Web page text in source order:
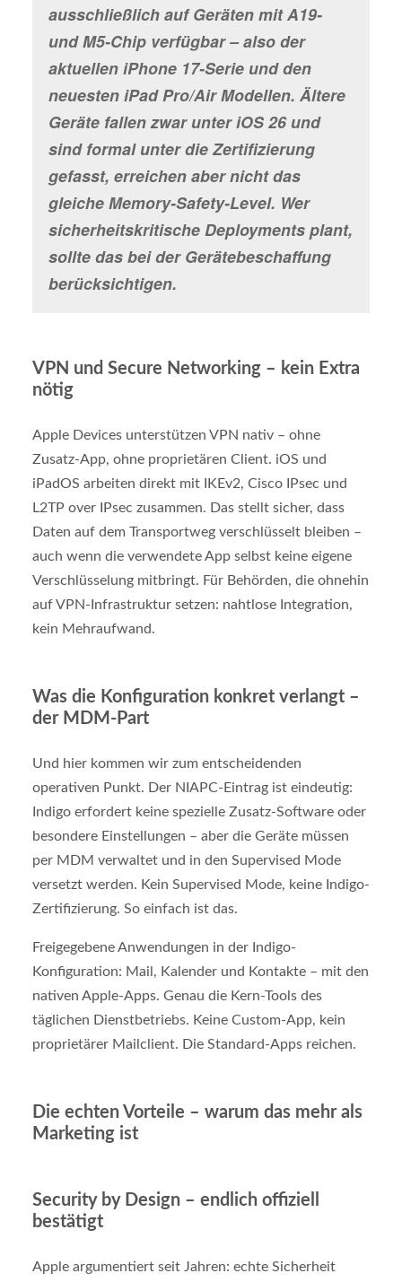
ausschließlich auf Geräten mit A19-
und M5-Chip verfügbar – also der
aktuellen iPhone 17-Serie und den
neuesten iPad Pro/Air Modellen. Ältere
Geräte fallen zwar unter iOS 26 und
sind formal unter die Zertifizierung
gefasst, erreichen aber nicht das
gleiche Memory-Safety-Level. Wer
sicherheitskritische Deployments plant,
sollte das bei der Gerätebeschaffung
berücksichtigen.
VPN und Secure Networking – kein Extra
nötig
Apple Devices unterstützen VPN nativ – ohne
Zusatz-App, ohne proprietären Client. iOS und
iPadOS arbeiten direkt mit IKEv2, Cisco IPsec und
L2TP over IPsec zusammen. Das stellt sicher, dass
Daten auf dem Transportweg verschlüsselt bleiben –
auch wenn die verwendete App selbst keine eigene
Verschlüsselung mitbringt. Für Behörden, die ohnehin
auf VPN-Infrastruktur setzen: nahtlose Integration,
kein Mehraufwand.
Was die Konfiguration konkret verlangt –
der MDM-Part
Und hier kommen wir zum entscheidenden
operativen Punkt. Der NIAPC-Eintrag ist eindeutig:
Indigo erfordert keine spezielle Zusatz-Software oder
besondere Einstellungen – aber die Geräte müssen
per MDM verwaltet und in den Supervised Mode
versetzt werden. Kein Supervised Mode, keine Indigo-
Zertifizierung. So einfach ist das.
Freigegebene Anwendungen in der Indigo-
Konfiguration: Mail, Kalender und Kontakte – mit den
nativen Apple-Apps. Genau die Kern-Tools des
täglichen Dienstbetriebs. Keine Custom-App, kein
proprietärer Mailclient. Die Standard-Apps reichen.
Die echten Vorteile – warum das mehr als
Marketing ist
Security by Design – endlich offiziell
bestätigt
Apple argumentiert seit Jahren: echte Sicherheit